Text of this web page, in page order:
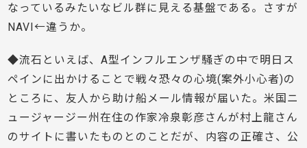
なっているみたいなビル群に見える基盤である。さすが
NAVI←違うか。
◆流石といえば、A型インフルエンザ騒ぎの中で明日ス
ペインに出かけることで戦々恐々の心境(案外小心者)の
ところに、友人から助け船メール情報が届いた。米国ニ
ュージャージー州在住の作家冷泉彰彦さんが村上龍さん
のサイトに書いたものとのことだが、内容の正確さ、公